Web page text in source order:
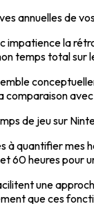
annuelles de
impatience la
temps total sur
comparaison
de jeu sur
à quantifier mes
60 heures pour
une
que ces